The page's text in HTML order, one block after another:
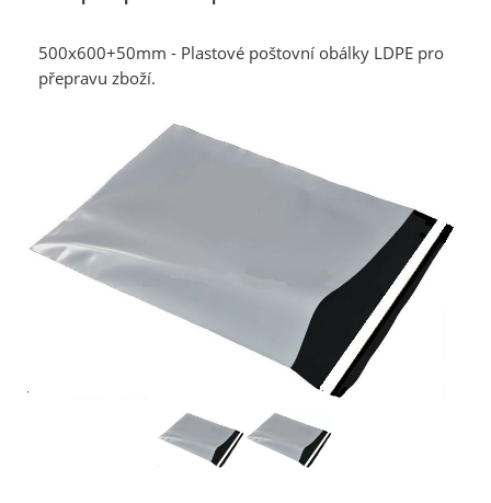
500x600+50mm - Plastové poštovní obálky LDPE pro
přepravu zboží.